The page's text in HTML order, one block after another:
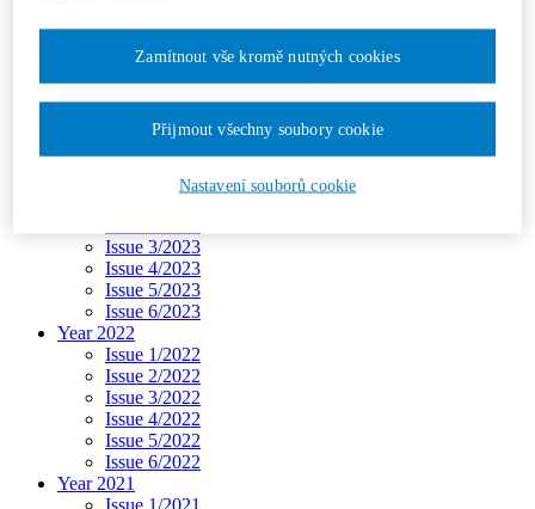
Year 2024
Issue 1/2024
Issue 5/2024
Issue 6/2024
Issue 3/2023
Issue 4/2023
Issue 5/2023
Issue 6/2023
Year 2022
Issue 1/2022
Issue 2/2022
Issue 3/2022
Issue 4/2022
Issue 5/2022
Issue 6/2022
Year 2021
Issue 1/2021
Nastavení souborů cookie
Zamítnout vše kromě nutných cookies
Přijmout všechny soubory cookie